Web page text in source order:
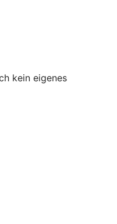
kein eigenes